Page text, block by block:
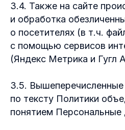
3.4. Также на сайте
и обработка
о посетителях (в т.ч.
с помощью сервисов
(Яндекс Метрика и Гугл
3.5.
по тексту Политики
понятием Персональные